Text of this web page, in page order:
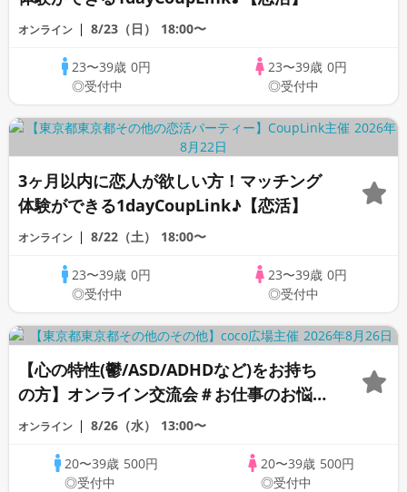
オンライン 8/23（日） 18:00〜
23〜39歳0円
◎受付中
23〜39歳 0円
◎受付中
3ヶ月以内に恋人が欲しい方！マッチング
体験ができる1dayCoupLink♪【恋活】
オンライン 8/22（土） 18:00〜
23〜39歳0円
◎受付中
23〜39歳 0円
◎受付中
【心の特性(鬱/ASD/ADHDなど)をお持ち
の方】オンライン交流会＃お仕事のお悩み
編《20代30代限定》
オンライン 8/26（水） 13:00〜
20〜39歳 500円
◎受付中
20〜39歳 500円
◎受付中